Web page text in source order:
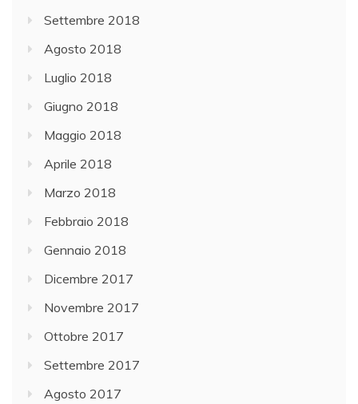
Settembre 2018
Agosto 2018
Luglio 2018
Giugno 2018
Maggio 2018
Aprile 2018
Marzo 2018
Febbraio 2018
Gennaio 2018
Dicembre 2017
Novembre 2017
Ottobre 2017
Settembre 2017
Agosto 2017